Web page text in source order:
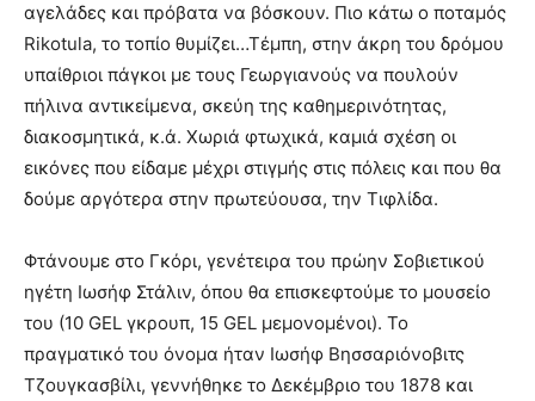
αγελάδες και πρόβατα να βόσκουν. Πιο κάτω ο ποταμός
Rikotula, το τοπίο θυμίζει…Τέμπη, στην άκρη του δρόμου
υπαίθριοι πάγκοι με τους Γεωργιανούς να πουλούν
πήλινα αντικείμενα, σκεύη της καθημερινότητας,
διακοσμητικά, κ.ά. Χωριά φτωχικά, καμιά σχέση οι
εικόνες που είδαμε μέχρι στιγμής στις πόλεις και που θα
δούμε αργότερα στην πρωτεύουσα, την Τιφλίδα.
Φτάνουμε στο Γκόρι, γενέτειρα του πρώην Σοβιετικού
ηγέτη Ιωσήφ Στάλιν, όπου θα επισκεφτούμε το μουσείο
του (10 GEL γκρουπ, 15 GEL μεμονομένοι). Το
πραγματικό του όνομα ήταν Ιωσήφ Βησσαριόνοβιτς
Τζουγκασβίλι, γεννήθηκε το Δεκέμβριο του 1878 και